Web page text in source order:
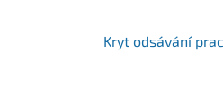
Kryt odsávání